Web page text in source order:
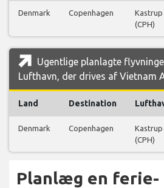
Denmark Copenhagen
Kastrup
(CPH)
Ugentlige planlagte
Lufthavn, der drives af Vietnam
Land Destination
Denmark Copenhagen
Kastrup
(CPH)
Planlæg en